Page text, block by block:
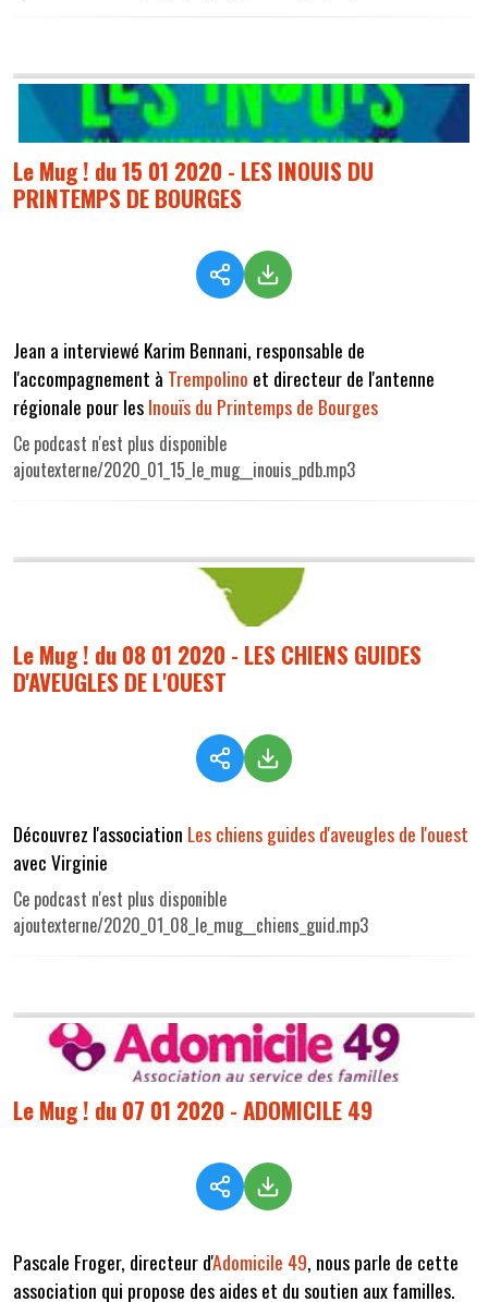
Le Mug ! du 15 01 2020 - LES INOUIS DU
PRINTEMPS DE BOURGES
Jean a interviewé Karim Bennani, responsable de
l'accompagnement à Trempolino et directeur de l'antenne
régionale pour lesInouïs du Printemps de Bourges
Ce podcast n'est plus disponible
ajoutexterne/2020_01_15_le_mug__inouis_pdb.mp3
Le Mug ! du 08 01 2020 - LES CHIENS GUIDES
D'AVEUGLES DE L'OUEST
Découvrez l'association Les chiens guides d'aveugles de l'ouest
avec Virginie
Ce podcast n'est plus disponible
ajoutexterne/2020_01_08_le_mug__chiens_guid.mp3
Le Mug ! du 07 01 2020 - ADOMICILE 49
Pascale Froger, directeur d'Adomicile 49, nous parle de cette
association qui propose des aides et du soutien aux familles.